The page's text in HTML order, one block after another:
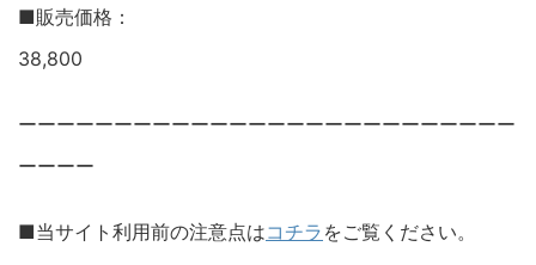
■販売価格：
38,800
ーーーーーーーーーーーーーーーーーーーーーーーーーー
ーーーー
■当サイト利用前の注意点はコチラ をご覧ください。